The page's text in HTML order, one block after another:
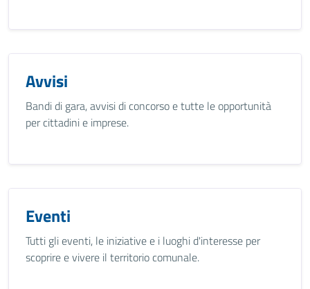
Avvisi
Bandi di gara, avvisi di concorso e tutte le opportunità
per cittadini e imprese.
Eventi
Tutti gli eventi, le iniziative e i luoghi d'interesse per
scoprire e vivere il territorio comunale.